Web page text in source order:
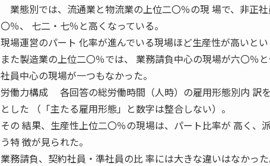
業態別では、流通業と物流業の上位二〇％の現 場で、非正
〇％、 七二・七％と高くなっている。
現場運営のパート 化率が進んでいる現場ほど生産性が高いとい
また製造業の上位二〇％では、 業務請負中心の現場が六〇％
社員中心の現場が一つもなかった。
労働力構成 各回答の総労働時間（人時）の雇用形態別内 訳
とした （「主たる雇用形態」と数字は整合しない）。
その 結果、生産性上位二〇％の現場は、パート比率が 高く、
う特 徴が見られた。
業務請負、契約社員・準社員の比 率には大きな違いはなかった